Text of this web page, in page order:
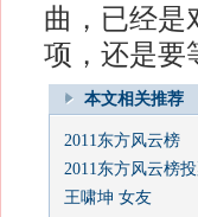
曲，已经是
项，还是要
本文相关推荐
2011东方风云榜
2011东方风云榜
王啸坤 女友